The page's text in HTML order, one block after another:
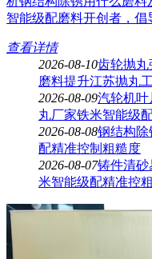
智能级配磨料开创者，倡
查看详情
2026-08-10齿轮抛丸
磨料提升江苏抛丸
2026-08-09汽轮机叶
丸厂家铁米智能级
2026-08-08钢结构除
配精准控制粗糙度
2026-08-07铸件清砂
米智能级配精准控